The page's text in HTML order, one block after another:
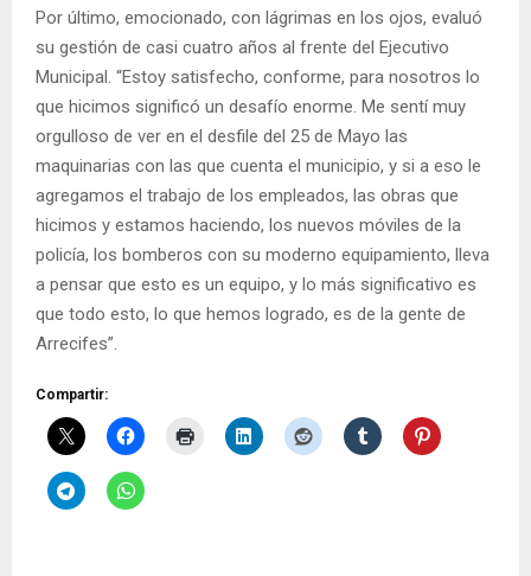
Por último, emocionado, con lágrimas en los ojos, evaluó
su gestión de casi cuatro años al frente del Ejecutivo
Municipal. “Estoy satisfecho, conforme, para nosotros lo
que hicimos significó un desafío enorme. Me sentí muy
orgulloso de ver en el desfile del 25 de Mayo las
maquinarias con las que cuenta el municipio, y si a eso le
agregamos el trabajo de los empleados, las obras que
hicimos y estamos haciendo, los nuevos móviles de la
policía, los bomberos con su moderno equipamiento, lleva
a pensar que esto es un equipo, y lo más significativo es
que todo esto, lo que hemos logrado, es de la gente de
Arrecifes”.
Compartir: